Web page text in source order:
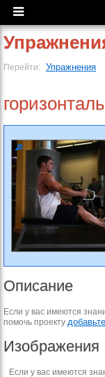
Перейти: Упражнения
Описание
Если у вас имеются
помочь проекту
Изображения
Если у вас имеются